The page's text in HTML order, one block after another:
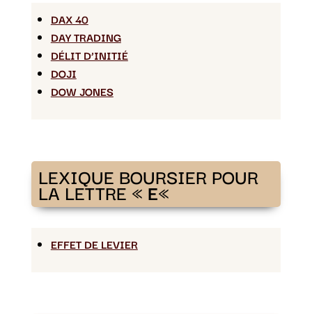
DAX 40
DAY TRADING
DÉLIT D’INITIÉ
DOJI
DOW JONES
LEXIQUE BOURSIER POUR
LA LETTRE «E«
EFFET DE LEVIER